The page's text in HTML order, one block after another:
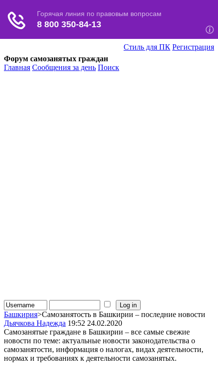
Стиль для ПК Регистрация
Форум самозанятых граждан
Главная Сообщения за день Поиск
Башкирия>Самозанятость в Башкирии – последние новости
Дьячкова Надежда 19:52 24.02.2020
Самозанятые граждане в Башкирии – все самые свежие
новости по теме: актуальные новости законодательства о
самозанятости, информация о налогах, видах деятельности,
нормах и требованиях к деятельности самозанятых.